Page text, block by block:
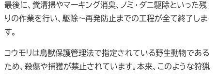
最後に、糞清掃やマーキング消臭、ノミ・ダニ駆除といった残
りの作業を行い、駆除～再発防止までの工程が全て終了しま
す。
コウモリは鳥獣保護管理法で指定されている野生動物である
ため、殺傷や捕獲が禁止されています。本来、このような狩猟